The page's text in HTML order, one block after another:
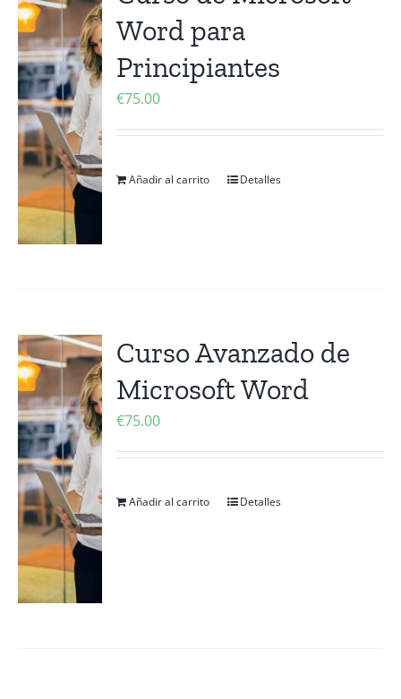
Word para
Principiantes
€75.00
Añadir al carrito Detalles
Curso Avanzado de
Microsoft Word
€75.00
Añadir al carrito Detalles